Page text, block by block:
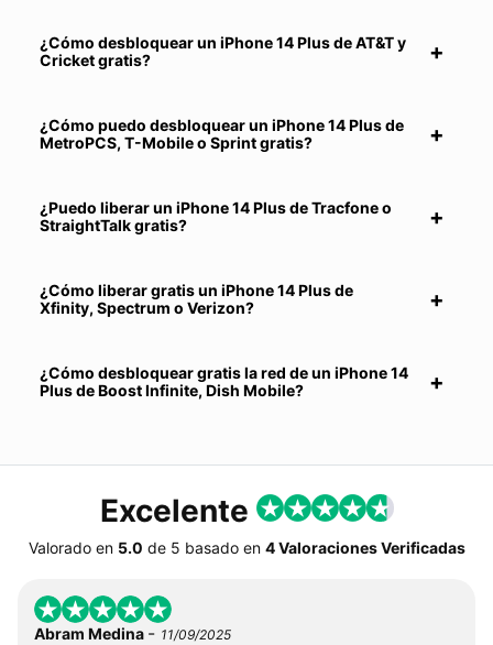
¿Cómo desbloquear un iPhone 14 Plus de AT&T y
Cricket gratis?
¿Cómo puedo desbloquear un iPhone 14 Plus de
MetroPCS, T-Mobile o Sprint gratis?
¿Puedo liberar un iPhone 14 Plus de Tracfone o
StraightTalk gratis?
¿Cómo liberar gratis un iPhone 14 Plus de
Xfinity, Spectrum o Verizon?
¿Cómo desbloquear gratis la red de un iPhone 14
Plus de Boost Infinite, Dish Mobile?
Excelente
Valorado en 5.0 de 5 basado en 4 Valoraciones Verificadas
Abram Medina - 11/09/2025